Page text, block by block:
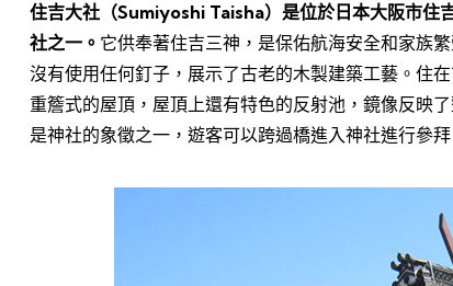
住吉大社（Sumiyoshi Taisha）是位於日本大阪市住
社之一。 它供奉著住吉三神，是保佑航海安全和家族
沒有使用任何釘子，展示了古老的木製建築工藝。住
重簷式的屋頂，屋頂上還有特色的反射池，鏡像反映
是神社的象徵之一，遊客可以跨過橋進入神社進行參拜